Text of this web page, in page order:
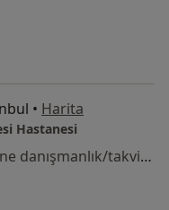
• Harita
Hastanesi
Bu uzman ilgili adres için online danışmanlık/takvim sunmuyor.